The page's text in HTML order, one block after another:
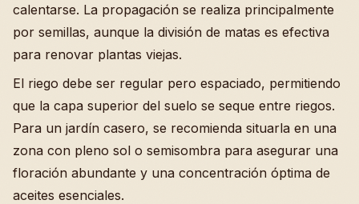
calentarse. La propagación se realiza principalmente
por semillas, aunque la división de matas es efectiva
para renovar plantas viejas.
El riego debe ser regular pero espaciado, permitiendo
que la capa superior del suelo se seque entre riegos.
Para un jardín casero, se recomienda situarla en una
zona con pleno sol o semisombra para asegurar una
floración abundante y una concentración óptima de
aceites esenciales.